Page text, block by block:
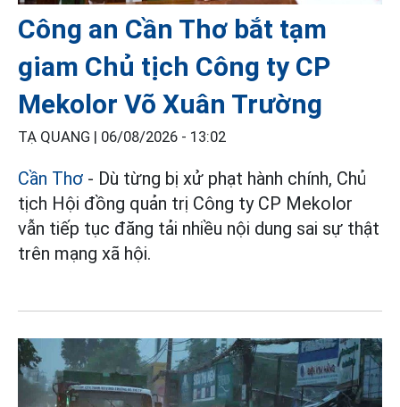
Công an Cần Thơ bắt tạm
giam Chủ tịch Công ty CP
Mekolor Võ Xuân Trường
TẠ QUANG | 06/08/2026 - 13:02
Cần Thơ - Dù từng bị xử phạt hành chính, Chủ
tịch Hội đồng quản trị Công ty CP Mekolor
vẫn tiếp tục đăng tải nhiều nội dung sai sự thật
trên mạng xã hội.